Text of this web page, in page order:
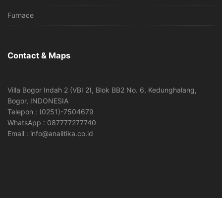
Furnace
Contact & Maps
Villa Bogor Indah 2 (VBI 2), Blok BB2 No. 6, Kedunghalang,
Bogor, INDONESIA
Telepon : (0251)-7504679
WhatsApp : 087777277740
Email : info@analitika.co.id